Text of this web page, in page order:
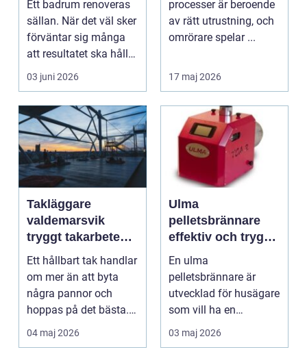
badrumsprojekt
Ett badrum renoveras
sällan. När det väl sker
förväntar sig många
att resultatet ska hålla
i 2030 år...
03 juni 2026
processer är beroende
av rätt utrustning, och
omrörare spelar ...
17 maj 2026
Takläggare
valdemarsvik
tryggt takarbete
för kustklimat
Ett hållbart tak handlar
om mer än att byta
några pannor och
hoppas på det bästa.
För husägare i Val...
04 maj 2026
Ulma
pelletsbrännare
effektiv och trygg
värme för svenska
hem
En ulma
pelletsbrännare är
utvecklad för husägare
som vill ha en
driftsäker och
ekonomisk
03 maj 2026